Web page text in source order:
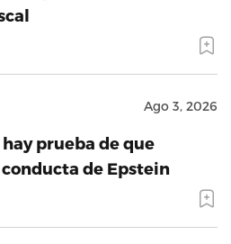
Ago 3, 2026
prueba de que
de Epstein